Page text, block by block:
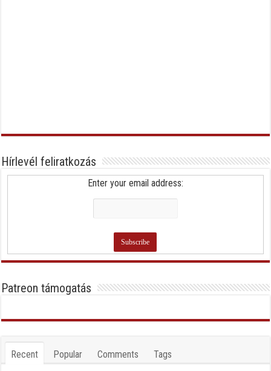
Hírlevél feliratkozás
Enter your email address:
Patreon támogatás
Recent Popular Comments Tags